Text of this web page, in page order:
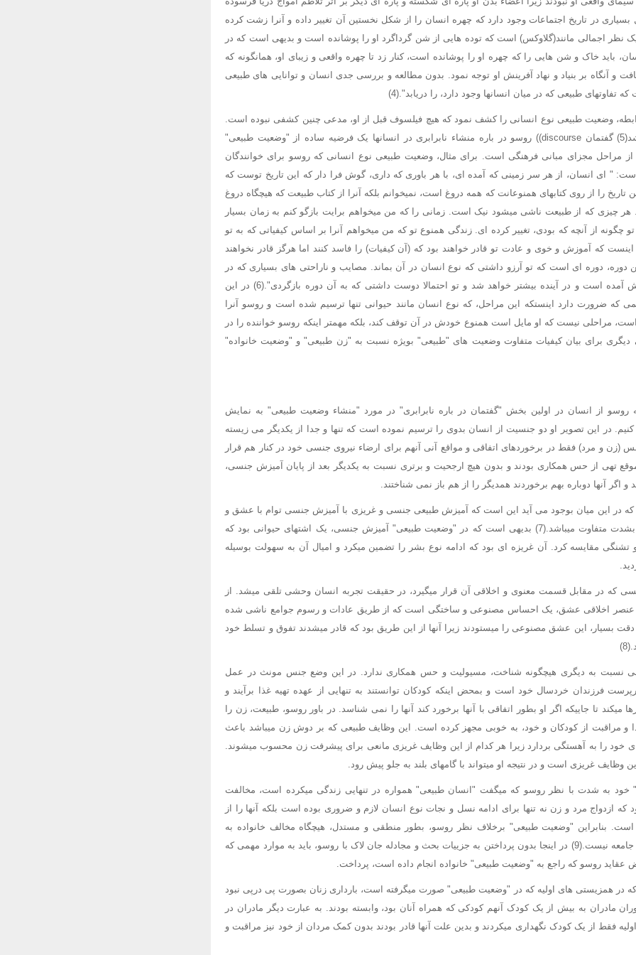
در تاریخ اجتماعات وجود دارد که چهره انسان را از شکل نخستین آن تغییر داده و آنرا زشت کرده
اجمالی مانند(گلاوکس) است که توده هایی از شن گرداگرد او را پوشانده است و بدیهی است که در
باید خاک و شن هایی را که چهره او را پوشانده است، کنار زد تا چهره واقعی و زیبای او، همانگونه که
و آنگاه بر بنیاد و نهاد آفرینش او توجه نمود. بدون مطالعه و بررسی جدی انسان و توانایی های طبیعی
تفاوتهای طبیعی که در میان انسانها وجود دارد، را دریابد".(4)
وضعیت طبیعی نوع انسانی را کشف نمود که هیچ فیلسوف قبل از او، مدعی چنین کشفی نبوده است.
همانطور که قبلا گفته شد(5) گفتمان discourse)) روسو در باره منشاء نابرابری در انسانها یک فرضیه ساده از "وضعیت طبیعی"
مراحل مجزای مبانی فرهنگی است. برای مثال، وضعیت طبیعی نوع انسانی که روسو برای خوانندگان
" ای انسان، از هر سر زمینی که آمده ای، با هر باوری که داری، گوش فرا دار که این تاریخ توست که
تاریخ را از روی کتابهای همنوعانت که همه دروغ است، نمیخوانم بلکه آنرا از کتاب طبیعت که هیچگاه دروغ
هر چیزی که از طبیعت ناشی میشود نیک است. زمانی را که من میخواهم برایت بازگو کنم به زمان بسیار
تو چگونه از آنچه که بودی، تغییر کرده ای. زندگی همنوع تو که من میخواهم آنرا بر اساس کیفیاتی که به تو
که آموزش و خوی و عادت تو قادر خواهند بود که (آن کیفیات) را فاسد کنند اما هرگز قادر نخواهند
دوره، دوره ای است که تو آرزو داشتی که نوع انسان در آن بماند. مصایب و ناراحتی های بسیاری که در
وضعیت حاضر برایت پیش آمده است و در آینده بیشتر خواهد شد و تو احتمالا دوست داشتی که به آن دوره بازگردی".(6) در این
که ضرورت دارد اینستکه این مراحل، که نوع انسان مانند حیوانی تنها ترسیم شده است و روسو آنرا
مراحلی نیست که او مایل است همنوع خودش در آن توقف کند، بلکه مهمتر اینکه روسو خواننده را در
برای بیان کیفیات متفاوت وضعیت های "طبیعی" بویژه نسبت به "زن طبیعی" و "وضعیت خانواده"
روسو از انسان در اولین بخش "گفتمان در باره نابرابری" در مورد "منشاء وضعیت طبیعی" به نمایش
در این تصویر او دو جنسیت از انسان بدوی را ترسیم نموده است که تنها و جدا از یکدیگر می زیسته
(زن و مرد) فقط در برخوردهای اتفاقی و مواقع آنی آنهم برای ارضاء نیروی جنسی خود در کنار هم قرار
موقع تهی از حس همکاری بودند و بدون هیچ ارجحیت و برتری نسبت به یکدیگر بعد از پایان آمیزش جنسی،
اگر آنها دوباره بهم برخوردند همدیگر را از هم باز نمی شناختند.
در این میان بوجود می آید این است که آمیزش طبیعی جنسی و غریزی با آمیزش جنسی توام با عشق و
تجربه در جوامع متمدن بشدت متفاوت میباشد.(7) بدیهی است که در "وضعیت طبیعی" آمیزش جنسی، یک اشتهای حیوانی بود که
و تشنگی مقایسه کرد. آن غریزه ای بود که ادامه نوع بشر را تضمین میکرد و امیال آن به سهولت بوسیله
که در مقابل قسمت معنوی و اخلاقی آن قرار میگیرد، در حقیقت تجربه انسان وحشی تلقی میشد. از
اخلاقی عشق، یک احساس مصنوعی و ساختگی است که از طریق عادات و رسوم جوامع ناشی شده
بسیار، این عشق مصنوعی را میستودند زیرا آنها از این طریق بود که قادر میشدند تفوق و تسلط خود
نسبت به دیگری هیچگونه شناخت، مسیولیت و حس همکاری ندارد. در این وضع جنس مونث در عمل
فرزندان خردسال خود است و بمحض اینکه کودکان توانستند به تنهایی از عهده تهیه غذا برآیند و
رها میکند تا جاییکه اگر او بطور اتفاقی با آنها برخورد کند آنها را نمی شناسد. در باور روسو، طبیعت، زن را
و مراقبت از کودکان و خود، به خوبی مجهز کرده است. این وظایف طبیعی که بر دوش زن میباشد باعث
خود را به آهستگی بردارد زیرا هر کدام از این وظایف غریزی مانعی برای پیشرفت زن محسوب میشوند.
وظایف غریزی است و در نتیجه او میتواند با گامهای بلند به جلو پیش رود.
خود به شدت با نظر روسو که میگفت "انسان طبیعی" همواره در تنهایی زندگی میکرده است، مخالفت
که ازدواج مرد و زن نه تنها برای ادامه نسل و نجات نوع انسان لازم و ضروری بوده است بلکه آنها را از
است. بنابراین "وضعیت طبیعی" برخلاف نظر روسو، بطور منطقی و مستدل، هیچگاه مخالف خانواده به
عنوان نهادی قدرتمند در جامعه نیست.(9) در اینجا بدون پرداختن به جزییات بحث و مجادله جان لاک با روسو، باید به موارد مهمی که
عقاید روسو که راجع به "وضعیت طبیعی" خانواده انجام داده است، پرداخت.
همزیستی های اولیه که در "وضعیت طبیعی" صورت میگرفته است، بارداری زنان بصورت پی درپی نبود
مادران به بیش از یک کودک آنهم کودکی که همراه آنان بود، وابسته بودند. به عبارت دیگر مادران در
فقط از یک کودک نگهداری میکردند و بدین علت آنها قادر بودند بدون کمک مردان از خود نیز مراقبت و